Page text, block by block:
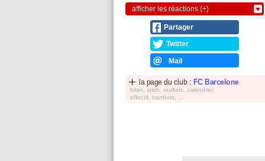
afficher les réactions (+)
Partager
Twitter
Mail
la page du club : FC Barcelone
bilan, stats, réultats, calendrier,
effectif, tranferts, ...